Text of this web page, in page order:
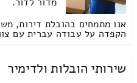
אנו מתמחים בהובלת דירות,
הקפדה על עבודה עברית עם
שירותי הובלות ולדימיר